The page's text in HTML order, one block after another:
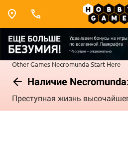
Other Games Necromunda Start Here
Наличие
Преступная жизнь